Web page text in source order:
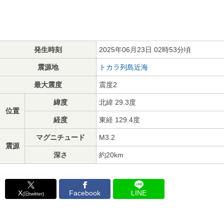
発生時刻 2025年06月23日 02時53分頃
震源地 トカラ列島近海
最大震度 震度2
位置
緯度 北緯 29.3度
経度 東経 129.4度
震源
マグニチュード M3.2
深さ 約20km
X(旧twitter) Facebook LINE